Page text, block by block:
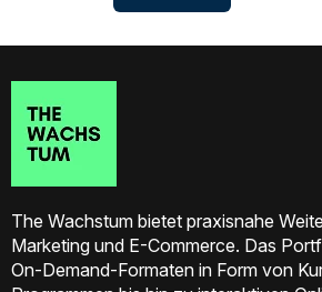
The Wachstum bietet praxisnahe
Marketing und E-Commerce. Das
On-Demand-Formaten in Form von